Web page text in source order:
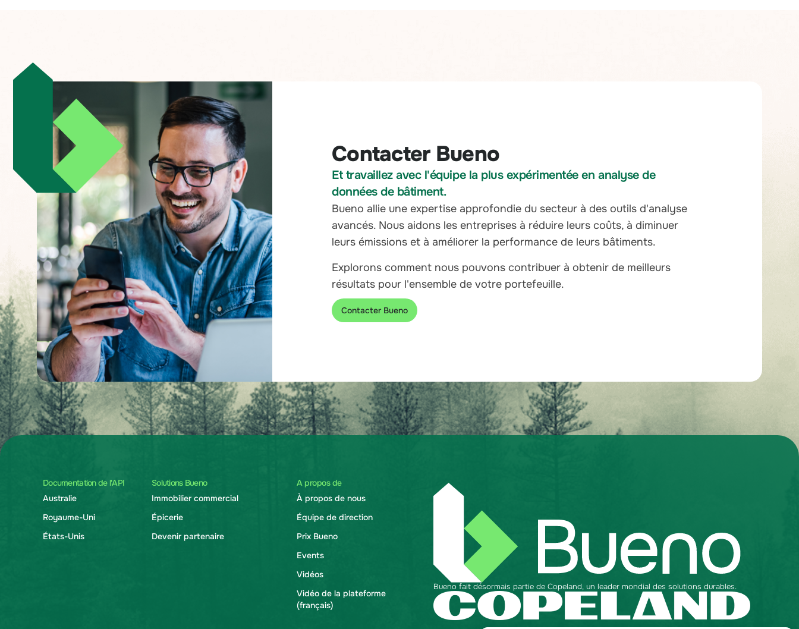
Contacter Bueno
Et travaillez avec l'équipe la plus expérimentée en analyse de
données de bâtiment.
Bueno allie une expertise approfondie du secteur à des outils d'analyse
avancés. Nous aidons les entreprises à réduire leurs coûts, à diminuer
leurs émissions et à améliorer la performance de leurs bâtiments.
Explorons comment nous pouvons contribuer à obtenir de meilleurs
résultats pour l'ensemble de votre portefeuille.
Contacter Bueno
Documentation de l'API
Australie
Royaume-Uni
États-Unis
Solutions Bueno
Immobilier commercial
Épicerie
Devenir partenaire
A propos de
À propos de nous
Équipe de direction
Prix Bueno
Events
Vidéos
Vidéo de la plateforme
(français)
Bueno fait désormais partie de Copeland, un leader mondial des solutions durables.